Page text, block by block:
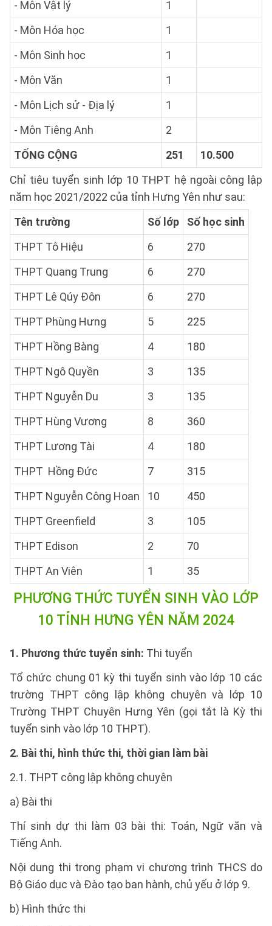
- Môn Vật lý
1
- Môn Hóa học
1
- Môn Sinh học
1
- Môn Văn
1
- Môn Lịch sử - Địa lý
1
- Môn Tiêng Anh
2
TỐNG CỘNG
251
10.500
Chỉ tiêu tuyển sinh lớp 10 THPT hệ ngoài công lập
năm học 2021/2022 của tỉnh Hưng Yên như sau:
Tên trường
Số lớp
Số học sinh
THPT Tô Hiệu
6
270
THPT Quang Trung
6
270
THPT Lê Qúy Đôn
6
270
THPT Phùng Hưng
5
225
THPT Hồng Bàng
4
180
THPT Ngô Quyền
3
135
THPT Nguyễn Du
3
135
THPT Hùng Vương
8
360
THPT Lương Tài
4
180
THPT Hồng Đức
7
315
THPT Nguyễn Công Hoan
10
450
THPT Greenfield
3
105
THPT Edison
2
70
THPT An Viên
1 35
PHƯƠNG THỨC TUYỂN SINH VÀO LỚP
10 TỈNH HƯNG YÊN NĂM 2024
1. Phương thức tuyển sinh: Thi tuyển
Tổ chức chung 01 kỳ thi tuyển sinh vào lớp 10 các
trường THPT công lập không chuyên và lớp 10
Trường THPT Chuyên Hưng Yên (gọi tắt là Kỳ thi
tuyển sinh vào lớp 10 THPT).
2. Bài thi, hình thức thi, thời gian làm bài
2.1. THPT công lập không chuyên
a) Bài thi
Thí sinh dự thi làm 03 bài thi: Toán, Ngữ văn và
Tiếng Anh.
Nội dung thi trong phạm vi chương trình THCS do
Bộ Giáo dục và Đào tạo ban hành, chủ yếu ở lớp 9.
b) Hình thức thi